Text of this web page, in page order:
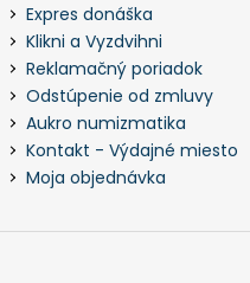
Expres donáška
Klikni a Vyzdvihni
Reklamačný poriadok
Odstúpenie od zmluvy
Aukro numizmatika
Kontakt - Výdajné miesto
Moja objednávka